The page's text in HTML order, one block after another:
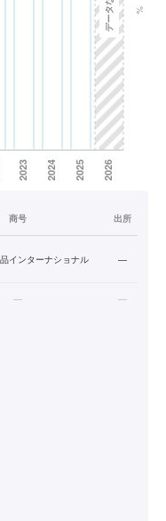
商号 出所
インターナショナル —
— —